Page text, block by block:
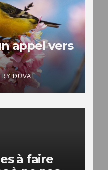
appel vers
DUVAL
à faire